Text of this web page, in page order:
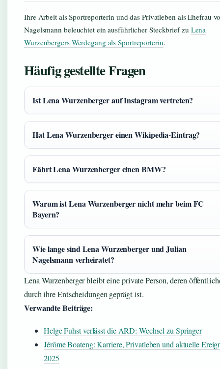
Ihre Arbeit als Sportreporterin und das Privatleben als Ehefrau
Nagelsmann beleuchtet ein ausführlicher Steckbrief zu Lena
Wurzenbergers Werdegang als Sportreporterin.
Häufig gestellte Fragen
Ist Lena Wurzenberger auf Instagram vertreten?
Hat Lena Wurzenberger einen Wikipedia-Eintrag?
Fährt Lena Wurzenberger einen BMW?
Warum ist Lena Wurzenberger nicht mehr beim FC
Bayern?
Wie lange sind Lena Wurzenberger und Julian
Nagelsmann verheiratet?
Lena Wurzenberger bleibt eine private Person, deren
durch ihre Entscheidungen geprägt ist.
Verwandte Beiträge:
Helge Fuhst verlässt die ARD: Wechsel zu Springer
Jérôme Boateng: Karriere, Privatleben und aktuelle
2025